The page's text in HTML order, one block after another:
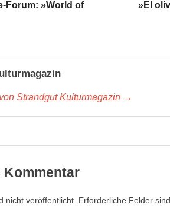
Forum: »World of
»El
Strandgut Kulturmagazin →
Kommentar
nicht veröffentlicht. Erforderliche Felder